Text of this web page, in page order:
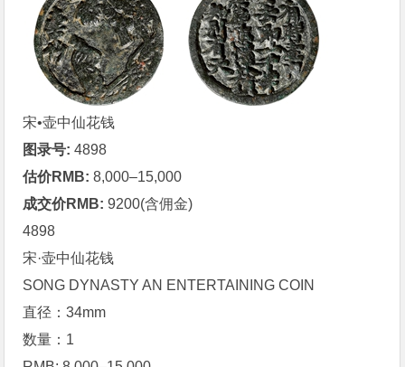
宋•壶中仙花钱
图录号: 4898
估价RMB: 8,000–15,000
成交价RMB: 9200(含佣金)
4898
宋·壶中仙花钱
SONG DYNASTY AN ENTERTAINING COIN
直径：34mm
数量：1